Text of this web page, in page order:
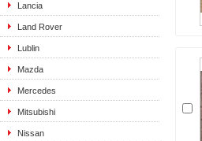
Lancia
Land Rover
Lublin
Mazda
Mercedes
Mitsubishi
Nissan